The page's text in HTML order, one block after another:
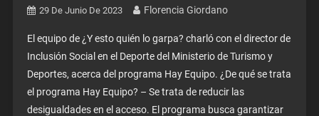
29 De Junio De 2023 Florencia Giordano
El equipo de ¿Y esto quién lo garpa? charló con el director de
Inclusión Social en el Deporte del Ministerio de Turismo y
Deportes, acerca del programa Hay Equipo. ¿De qué se trata
el programa Hay Equipo? – Se trata de reducir las
desigualdades en el acceso. El programa busca garantizar